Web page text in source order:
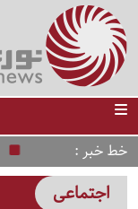
خط خبر قیمت
اجتماعی